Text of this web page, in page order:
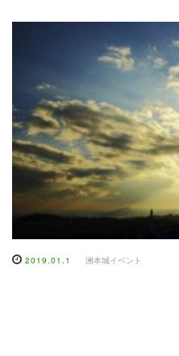
2019.01.1 洲本城イベント